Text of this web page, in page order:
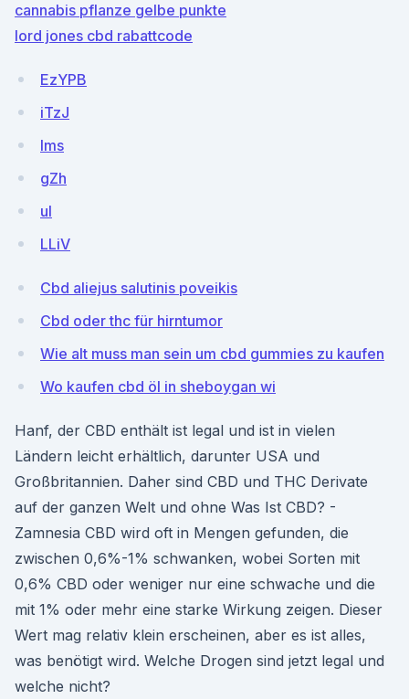
cannabis pflanze gelbe punkte
lord jones cbd rabattcode
EzYPB
iTzJ
lms
gZh
uI
LLiV
Cbd aliejus salutinis poveikis
Cbd oder thc für hirntumor
Wie alt muss man sein um cbd gummies zu kaufen
Wo kaufen cbd öl in sheboygan wi
Hanf, der CBD enthält ist legal und ist in vielen
Ländern leicht erhältlich, darunter USA und
Großbritannien. Daher sind CBD und THC Derivate
auf der ganzen Welt und ohne Was Ist CBD? -
Zamnesia CBD wird oft in Mengen gefunden, die
zwischen 0,6%-1% schwanken, wobei Sorten mit
0,6% CBD oder weniger nur eine schwache und die
mit 1% oder mehr eine starke Wirkung zeigen. Dieser
Wert mag relativ klein erscheinen, aber es ist alles,
was benötigt wird. Welche Drogen sind jetzt legal und
welche nicht?